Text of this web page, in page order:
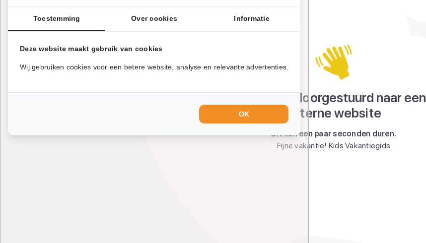
Je wordt doorgestuurd naar een
externe website
Dit kan een paar seconden duren.
Fijne vakantie! Kids Vakantiegids
Toestemming Over cookies Informatie
Deze website maakt gebruik van cookies
Wij gebruiken cookies voor een betere website, analyse en relevante advertenties.
OK